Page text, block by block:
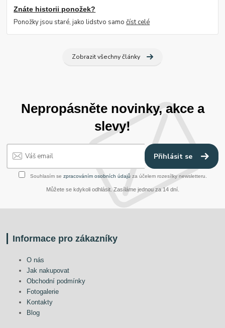
Znáte historii ponožek?
Ponožky jsou staré, jako lidstvo samočíst celé
Zobrazit všechny články
Nepropásněte novinky, akce a
slevy!
Přihlásit se
Souhlasím se zpracováním osobních údajů za účelem rozesílky newsletteru.
Můžete se kdykoli odhlásit. Zasíláme jednou za 14 dní.
Informace pro zákazníky
O nás
Jak nakupovat
Obchodní podmínky
Fotogalerie
Kontakty
Blog